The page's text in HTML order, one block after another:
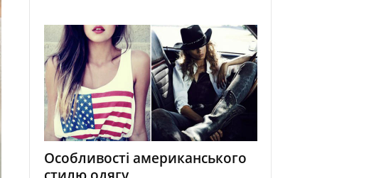
Особливості американського